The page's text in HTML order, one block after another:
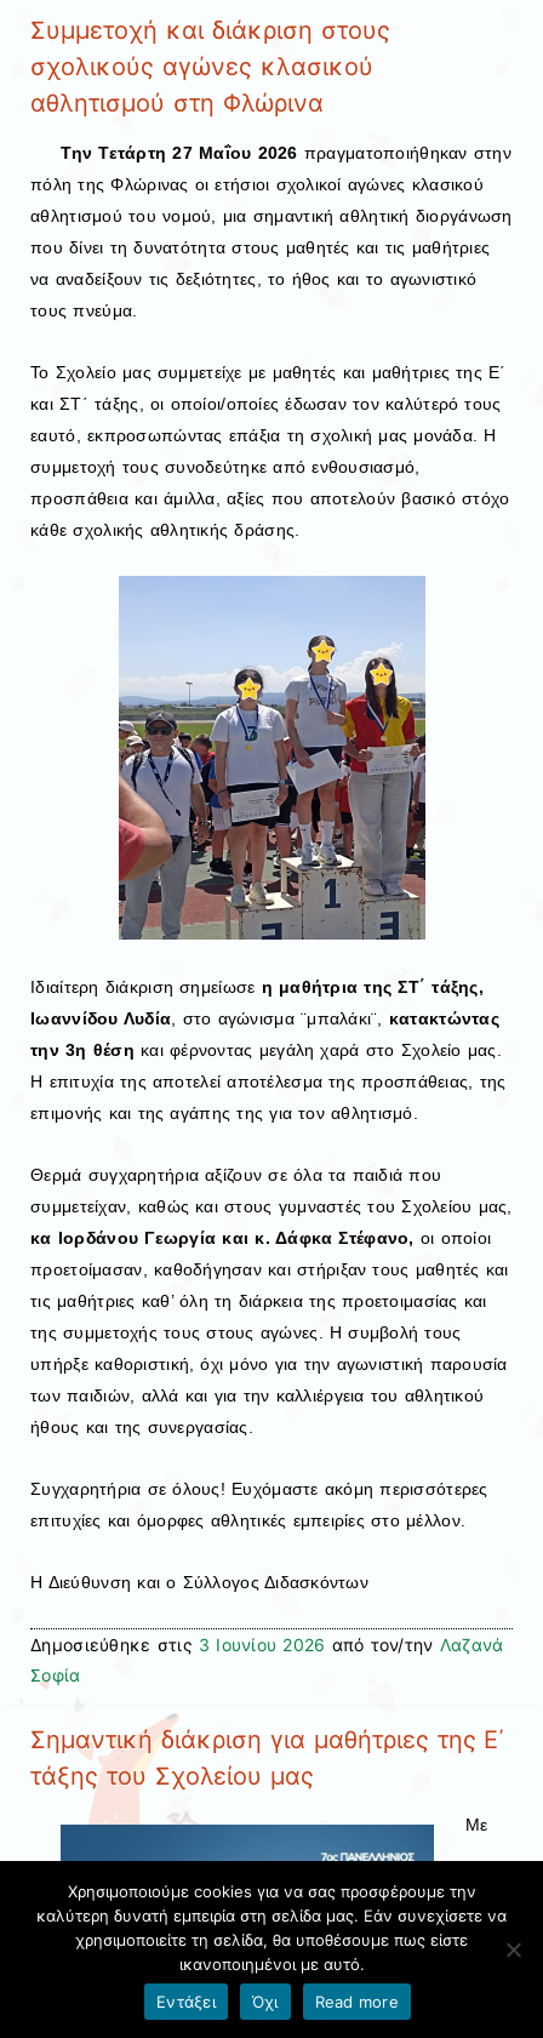
Συμμετοχή και διάκριση στους
σχολικούς αγώνες κλασικού
αθλητισμού στη Φλώρινα
Την Τετάρτη 27 Μαΐου 2026 πραγματοποιήθηκαν στην
πόλη της Φλώρινας οι ετήσιοι σχολικοί αγώνες κλασικού
αθλητισμού του νομού, μια σημαντική αθλητική διοργάνωση
που δίνει τη δυνατότητα στους μαθητές και τις μαθήτριες
να αναδείξουν τις δεξιότητες, το ήθος και το αγωνιστικό
τους πνεύμα.
Το Σχολείο μας συμμετείχε με μαθητές και μαθήτριες της Ε΄
και ΣΤ΄ τάξης, οι οποίοι/οποίες έδωσαν τον καλύτερό τους
εαυτό, εκπροσωπώντας επάξια τη σχολική μας μονάδα. Η
συμμετοχή τους συνοδεύτηκε από ενθουσιασμό,
προσπάθεια και άμιλλα, αξίες που αποτελούν βασικό στόχο
κάθε σχολικής αθλητικής δράσης.
Ιδιαίτερη διάκριση σημείωσε η μαθήτρια της ΣΤ΄ τάξης,
Ιωαννίδου Λυδία , στο αγώνισμα ¨μπαλάκι¨, κατακτώντας
την 3η θέση και φέρνοντας μεγάλη χαρά στο Σχολείο μας.
Η επιτυχία της αποτελεί αποτέλεσμα της προσπάθειας, της
επιμονής και της αγάπης της για τον αθλητισμό.
Θερμά συγχαρητήρια αξίζουν σε όλα τα παιδιά που
συμμετείχαν, καθώς και στους γυμναστές του Σχολείου μας,
κα Ιορδάνου Γεωργία και κ. Δάφκα Στέφανο, οι οποίοι
προετοίμασαν, καθοδήγησαν και στήριξαν τους μαθητές και
τις μαθήτριες καθ’ όλη τη διάρκεια της προετοιμασίας και
της συμμετοχής τους στους αγώνες. Η συμβολή τους
υπήρξε καθοριστική, όχι μόνο για την αγωνιστική παρουσία
των παιδιών, αλλά και για την καλλιέργεια του αθλητικού
ήθους και της συνεργασίας.
Συγχαρητήρια σε όλους! Ευχόμαστε ακόμη περισσότερες
επιτυχίες και όμορφες αθλητικές εμπειρίες στο μέλλον.
Η Διεύθυνση και ο Σύλλογος Διδασκόντων
Δημοσιεύθηκε στις 3 Ιουνίου 2026 από τον/την Λαζανά
Σοφία
Σημαντική διάκριση για μαθήτριες της Ε΄
τάξης του Σχολείου μας
Με
Χρησιμοποιούμε cookies για να σας προσφέρουμε την
καλύτερη δυνατή εμπειρία στη σελίδα μας. Εάν συνεχίσετε να
χρησιμοποιείτε τη σελίδα, θα υποθέσουμε πως είστε
ικανοποιημένοι με αυτό.
Εντάξει
Όχι Read more